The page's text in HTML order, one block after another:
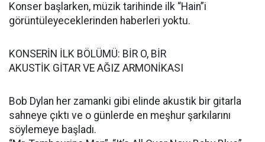
Konser başlarken, müzik tarihinde ilk “Hain”i
görüntüleyeceklerinden haberleri yoktu.
KONSERİN İLK BÖLÜMÜ: BİR O, BİR
AKUSTİK GİTAR VE AĞIZ ARMONİKASI
Bob Dylan her zamanki gibi elinde akustik bir gitarla
sahneye çıktı ve o günlerde en meşhur şarkılarını
söylemeye başladı.